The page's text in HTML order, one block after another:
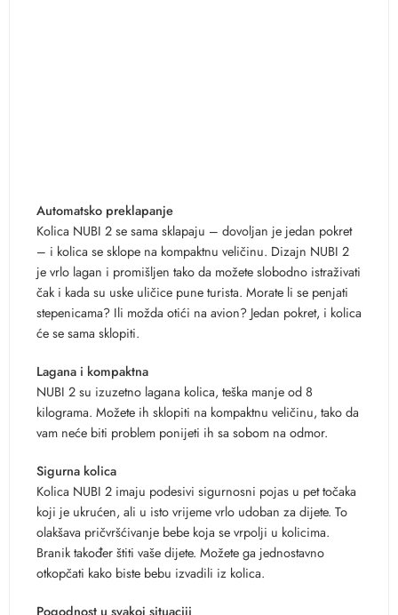
Automatsko preklapanje
Kolica NUBI 2 se sama sklapaju – dovoljan je jedan pokret
– i kolica se sklope na kompaktnu veličinu. Dizajn NUBI 2
je vrlo lagan i promišljen tako da možete slobodno istraživati
čak i kada su uske uličice pune turista. Morate li se penjati
stepenicama? Ili možda otići na avion? Jedan pokret, i kolica
će se sama sklopiti.
Lagana i kompaktna
NUBI 2 su izuzetno lagana kolica, teška manje od 8
kilograma. Možete ih sklopiti na kompaktnu veličinu, tako da
vam neće biti problem ponijeti ih sa sobom na odmor.
Sigurna kolica
Kolica NUBI 2 imaju podesivi sigurnosni pojas u pet točaka
koji je ukrućen, ali u isto vrijeme vrlo udoban za dijete. To
olakšava pričvršćivanje bebe koja se vrpolji u kolicima.
Branik također štiti vaše dijete. Možete ga jednostavno
otkopčati kako biste bebu izvadili iz kolica.
Pogodnost u svakoj situaciji